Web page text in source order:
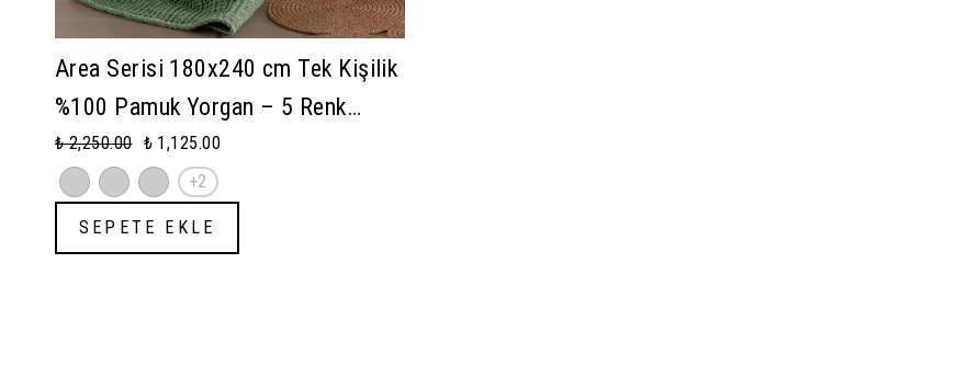
Area Serisi 180x240 cm Tek Kişilik
%100 Pamuk Yorgan – 5 Renk
Alternatifli, Ultra Yumuşak Dokulu
₺ 2,250.00 ₺ 1,125.00
+2
SEPETE EKLE